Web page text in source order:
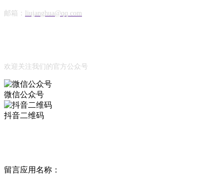
邮箱： liujanghua@qq.com
欢迎关注我们的官方公众号
微信公众号
抖音二维码
留言应用名称：